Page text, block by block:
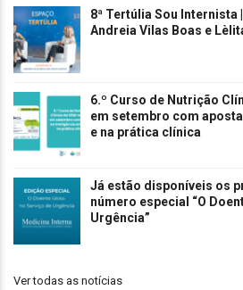
8ª Tertúlia Sou Internista
Andreia Vilas Boas e
6.º Curso de Nutrição
em setembro com
e na prática clínica
Já estão disponíveis os
número especial “O
Urgência”
Ver todas as notícias